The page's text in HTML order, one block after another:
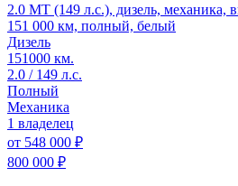
2.0 MT (149 л.с.), дизель, механика,
151 000 км, полный, белый
Дизель
151000 км.
2.0 / 149 л.с.
Полный
Механика
1 владелец
от 548 000 ₽
800 000 ₽